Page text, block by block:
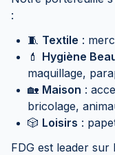
:
🧵 Textile :
💄 Hygiène
maquillage,
🏡 Maison :
bricolage,
🎲 Loisirs :
FDG est leader